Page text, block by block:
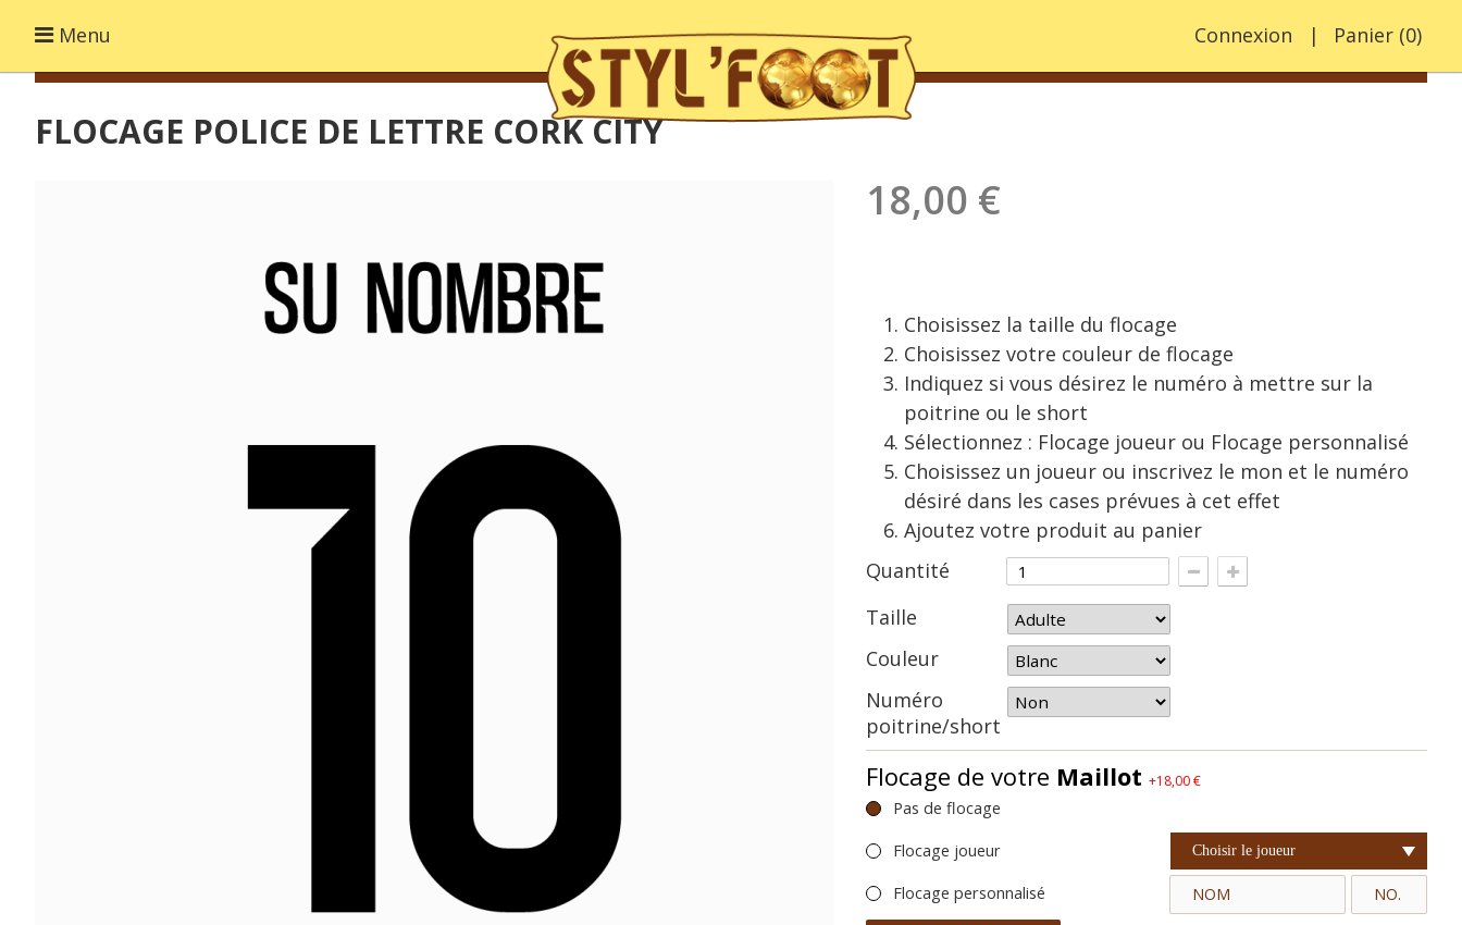
Panier (0)
Connexion
Menu
FLOCAGE POLICE DE LETTRE CORK CITY
18,00 €
Choisissez la taille du flocage
Choisissez votre couleur de flocage
Indiquez si vous désirez le numéro à mettre sur la
poitrine ou le short
Sélectionnez : Flocage joueur ou Flocage personnalisé
Choisissez un joueur ou inscrivez le mon et le numéro
désiré dans les cases prévues à cet effet
Ajoutez votre produit au panier
Quantité
Taille
Couleur
Numéro
poitrine/short
Flocage de votre Maillot +18,00 €
Pas de flocage
Flocage joueur Choisir le joueur
Flocage personnalisé